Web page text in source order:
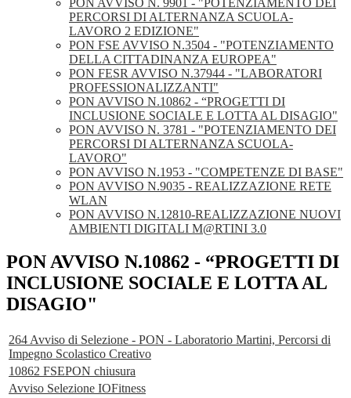
PON AVVISO N. 9901 - "POTENZIAMENTO DEI
PERCORSI DI ALTERNANZA SCUOLA-
LAVORO 2 EDIZIONE"
PON FSE AVVISO N.3504 - "POTENZIAMENTO
DELLA CITTADINANZA EUROPEA"
PON FESR AVVISO N.37944 - "LABORATORI
PROFESSIONALIZZANTI"
PON AVVISO N.10862 - “PROGETTI DI
INCLUSIONE SOCIALE E LOTTA AL DISAGIO"
PON AVVISO N. 3781 - "POTENZIAMENTO DEI
PERCORSI DI ALTERNANZA SCUOLA-
LAVORO"
PON AVVISO N.1953 - "COMPETENZE DI BASE"
PON AVVISO N.9035 - REALIZZAZIONE RETE
WLAN
PON AVVISO N.12810-REALIZZAZIONE NUOVI
AMBIENTI DIGITALI M@RTINI 3.0
PON AVVISO N.10862 - “PROGETTI DI
INCLUSIONE SOCIALE E LOTTA AL
DISAGIO"
264 Avviso di Selezione - PON - Laboratorio Martini, Percorsi di
Impegno Scolastico Creativo
10862 FSEPON chiusura
Avviso Selezione IOFitness